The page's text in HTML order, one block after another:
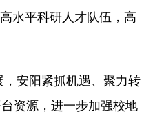
水平科研人才队伍，高
安阳紧抓机遇、聚力转
资源，进一步加强校地